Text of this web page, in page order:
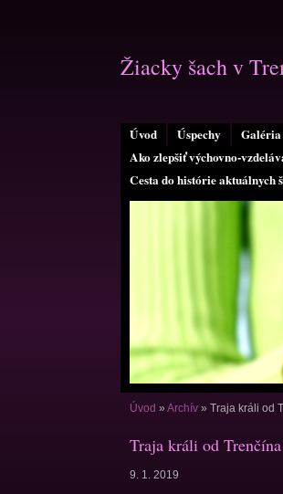
Úvod Úspechy
Ako zlepšiť výchovno-
Cesta do histórie aktuálnych
Žiacky šach v
Úvod » Archív » Traja králi od
Traja králi od Trenčína
9. 1. 2019